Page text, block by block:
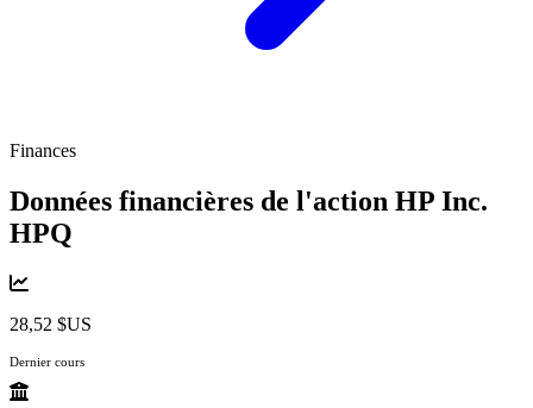
Finances
Données financières de l'action HP Inc.
HPQ
28,52 $US
Dernier cours